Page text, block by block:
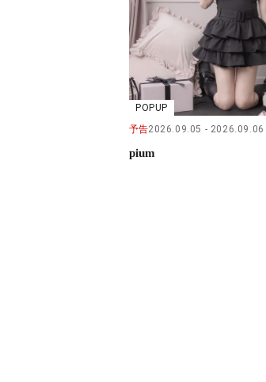
POPUP
予告2026.09.05 2026.09.06
pium